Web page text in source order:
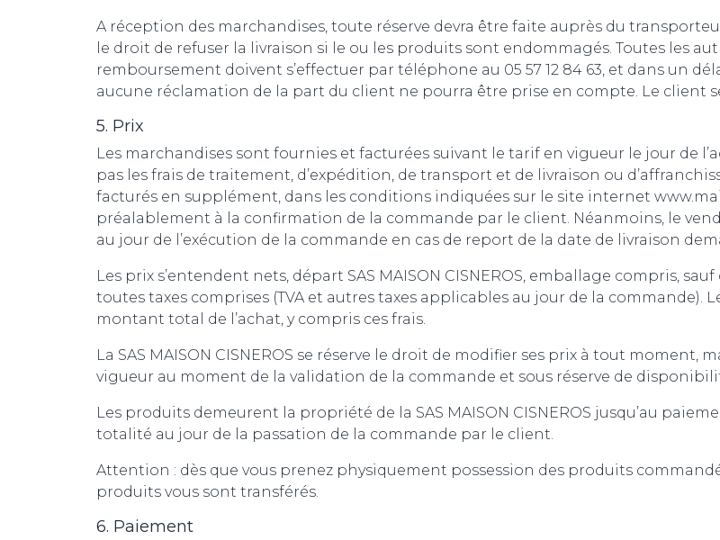
A réception des marchandises, toute réserve devra être faite auprès du
le droit de refuser la livraison si le ou les produits sont endommagés. Toutes les
remboursement doivent s’effectuer par téléphone au 05 57 12 84 63, et dans un
aucune réclamation de la part du client ne pourra être prise en compte. Le client
5. Prix
Les marchandises sont fournies et facturées suivant le tarif en vigueur le jour de
pas les frais de traitement, d’expédition, de transport et de livraison ou
facturés en supplément, dans les conditions indiquées sur le site internet
préalablement à la confirmation de la commande par le client. Néanmoins, le
au jour de l’exécution de la commande en cas de report de la date de livraison
Les prix s’entendent nets, départ SAS MAISON CISNEROS, emballage compris,
toutes taxes comprises (TVA et autres taxes applicables au jour de la
montant total de l’achat, y compris ces frais.
La SAS MAISON CISNEROS se réserve le droit de modifier ses prix à tout moment,
vigueur au moment de la validation de la commande et sous réserve de
Les produits demeurent la propriété de la SAS MAISON CISNEROS jusqu’au
totalité au jour de la passation de la commande par le client.
Attention : dès que vous prenez physiquement possession des produits
produits vous sont transférés.
6. Paiement